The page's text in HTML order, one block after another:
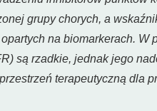
grupy chorych, a
na biomarkerach. W
są rzadkie, jednak jego
terapeutyczną dla